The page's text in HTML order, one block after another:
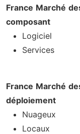
France Marché
composant
Logiciel
Services
France Marché
déploiement
Nuageux
Locaux